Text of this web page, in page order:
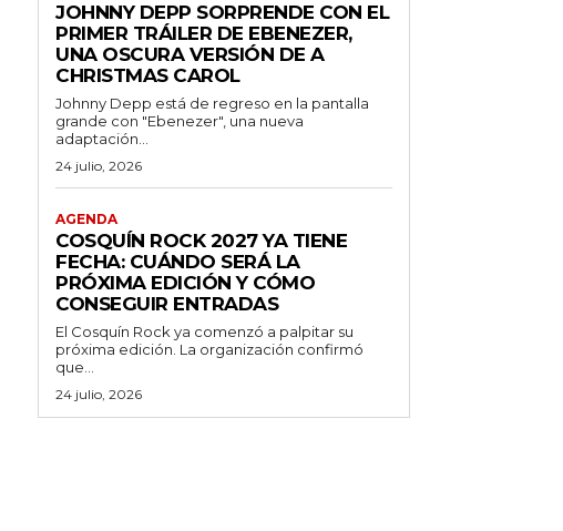
JOHNNY DEPP SORPRENDE CON EL
PRIMER TRÁILER DE EBENEZER,
UNA OSCURA VERSIÓN DE A
CHRISTMAS CAROL
Johnny Depp está de regreso en la pantalla
grande con "Ebenezer", una nueva
adaptación...
24 julio, 2026
AGENDA
COSQUÍN ROCK 2027 YA TIENE
FECHA: CUÁNDO SERÁ LA
PRÓXIMA EDICIÓN Y CÓMO
CONSEGUIR ENTRADAS
El Cosquín Rock ya comenzó a palpitar su
próxima edición. La organización confirmó
que...
24 julio, 2026